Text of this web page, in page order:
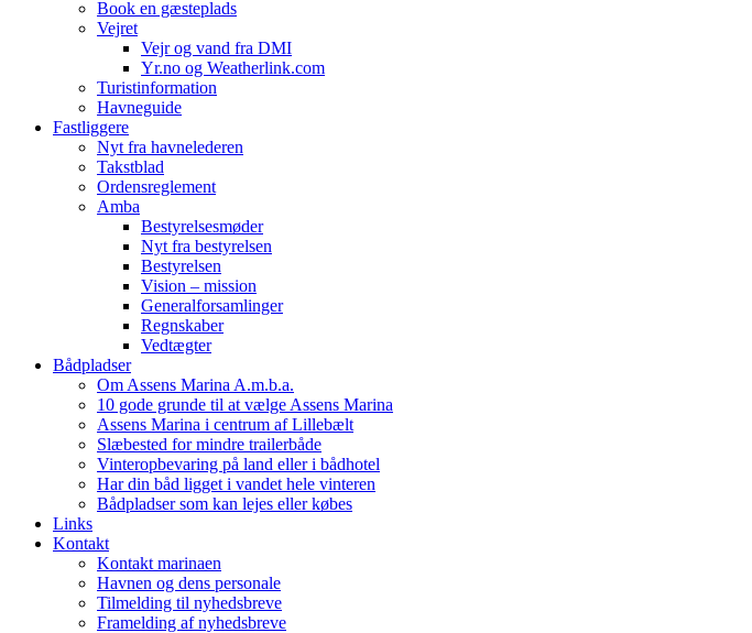
Book en gæsteplads
Vejret
Vejr og vand fra DMI
Yr.no og Weatherlink.com
Turistinformation
Havneguide
Fastliggere
Nyt fra havnelederen
Takstblad
Ordensreglement
Amba
Bestyrelsesmøder
Nyt fra bestyrelsen
Bestyrelsen
Vision – mission
Generalforsamlinger
Regnskaber
Vedtægter
Bådpladser
Om Assens Marina A.m.b.a.
10 gode grunde til at vælge Assens Marina
Assens Marina i centrum af Lillebælt
Slæbested for mindre trailerbåde
Vinteropbevaring på land eller i bådhotel
Har din båd ligget i vandet hele vinteren
Bådpladser som kan lejes eller købes
Links
Kontakt
Kontakt marinaen
Havnen og dens personale
Tilmelding til nyhedsbreve
Framelding af nyhedsbreve